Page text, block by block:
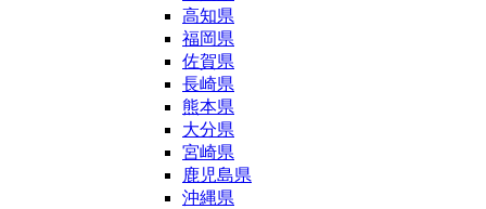
高知県
福岡県
佐賀県
長崎県
熊本県
大分県
宮崎県
鹿児島県
沖縄県